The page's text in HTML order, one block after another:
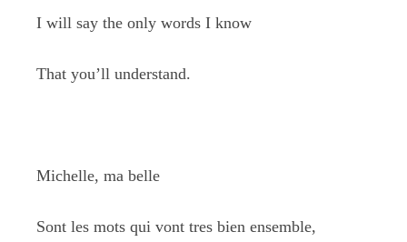
I will say the only words I know
That you’ll understand.
Michelle, ma belle
Sont les mots qui vont tres bien ensemble,